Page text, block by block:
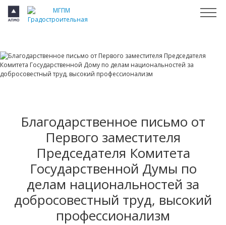
Сертификация ISO
Благодарственное письмо от
Первого заместителя
Председателя Комитета
Государственной Думы по
делам национальностей за
добросовестный труд, высокий
профессионализм